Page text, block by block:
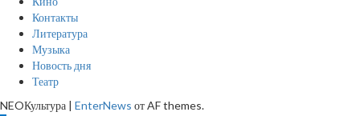
Контакты
Литература
Музыка
Новость дня
Театр
NEOКультура
EnterNews от AF themes.